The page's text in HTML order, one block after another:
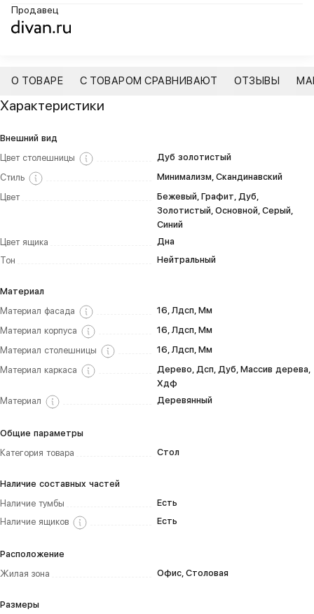
Продавец
О ТОВАРЕ С ТОВАРОМ СРАВНИВАЮТ ОТЗЫВЫ
Характеристики
Внешний вид
Цвет столешницы
Дуб золотистый
Стиль
Минимализм, Скандинавский
Цвет
Бежевый, Графит, Дуб,
Золотистый, Основной, Серый,
Синий
Цвет ящика
Дна
Тон
Нейтральный
Материал
Материал фасада
16, Лдсп, Мм
Материал корпуса
16, Лдсп, Мм
Материал столешницы
16, Лдсп, Мм
Материал каркаса
Дерево, Дсп, Дуб, Массив дерева,
Хдф
Материал
Деревянный
Общие параметры
Категория товара
Стол
Наличие составных частей
Наличие тумбы
Есть
Наличие ящиков
Есть
Расположение
Жилая зона
Офис, Столовая
Размеры